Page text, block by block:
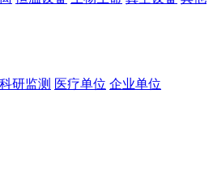
科研监测 医疗单位 企业单位